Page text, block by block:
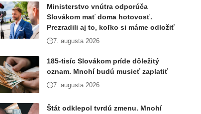
Ministerstvo vnútra odporúča
Slovákom mať doma hotovosť.
Prezradili aj to, koľko si máme odložiť
7. augusta 2026
185-tisíc Slovákom príde dôležitý
oznam. Mnohí budú musieť zaplatiť
7. augusta 2026
Štát odklepol tvrdú zmenu. Mnohí